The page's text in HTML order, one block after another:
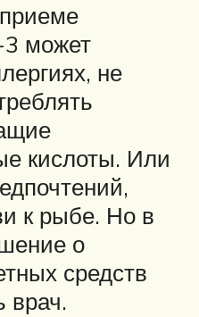
3 может
не
кислоты. Или
к рыбе. Но в
о
средств
врач.